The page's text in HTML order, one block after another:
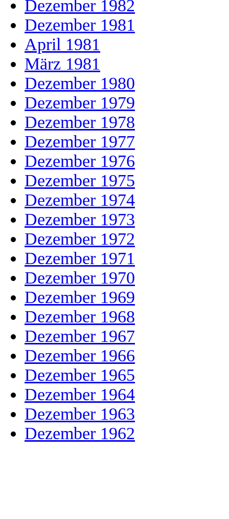
Dezember 1982
Dezember 1981
April 1981
März 1981
Dezember 1980
Dezember 1979
Dezember 1978
Dezember 1977
Dezember 1976
Dezember 1975
Dezember 1974
Dezember 1973
Dezember 1972
Dezember 1971
Dezember 1970
Dezember 1969
Dezember 1968
Dezember 1967
Dezember 1966
Dezember 1965
Dezember 1964
Dezember 1963
Dezember 1962